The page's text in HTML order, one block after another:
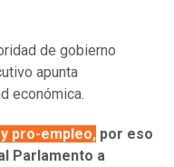
de gobierno
apunta
económica.
pro-empleo, por eso
Parlamento a